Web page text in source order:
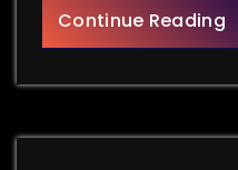
Continue Reading